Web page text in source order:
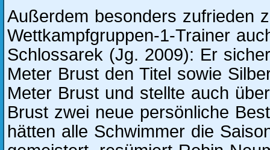
Außerdem besonders zufrieden
Wettkampfgruppen-1-Trainer
Schlossarek (Jg. 2009): Er
Meter Brust den Titel sowie
Meter Brust und stellte auch
Brust zwei neue persönliche
hätten alle Schwimmer die